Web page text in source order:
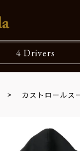
4 Drivers
カストロールス